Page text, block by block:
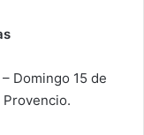
Domingo 15 de
Provencio.